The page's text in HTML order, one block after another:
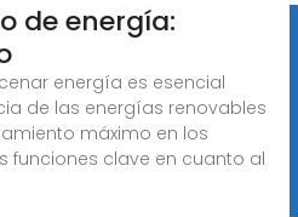
de energía:
energía es esencial
de las energías renovables
máximo en los
funciones clave en cuanto al